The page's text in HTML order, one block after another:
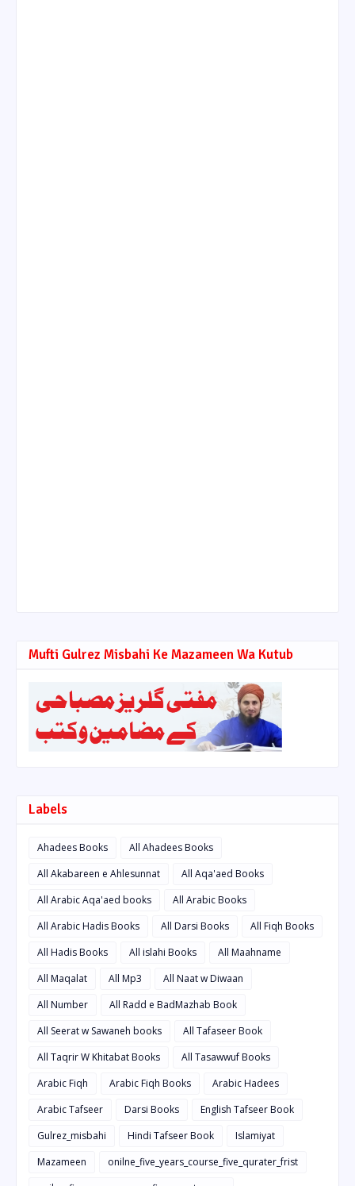
Mufti Gulrez Misbahi Ke Mazameen Wa Kutub
Labels
Ahadees Books
All Ahadees Books
All Akabareen e Ahlesunnat
All Aqa'aed Books
All Arabic Aqa'aed books
All Arabic Books
All Arabic Hadis Books
All Darsi Books
All Fiqh Books
All Hadis Books
All islahi Books
All Maahname
All Maqalat
All Mp3
All Naat w Diwaan
All Number
All Radd e BadMazhab Book
All Seerat w Sawaneh books
All Tafaseer Book
All Taqrir W Khitabat Books
All Tasawwuf Books
Arabic Fiqh
Arabic Fiqh Books
Arabic Hadees
Arabic Tafseer
Darsi Books
English Tafseer Book
Gulrez_misbahi
Hindi Tafseer Book
Islamiyat
Mazameen
onilne_five_years_course_five_qurater_frist